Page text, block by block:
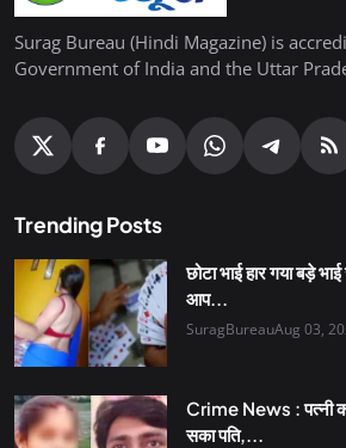
Surag Bureau (Hindi Magazine) is
Government of India and the Uttar
Trending Posts
छोटा भाई हार गया बड़े
आप...
SuragBureauAug 03,
Crime News : पत्नी
सका पति,...